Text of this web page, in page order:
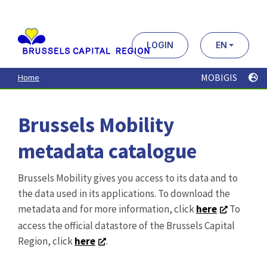
contenu
principal
LOGIN EN
Home MOBIGIS
Brussels Mobility
metadata catalogue
Brussels Mobility gives you access to its data and to
the data used in its applications. To download the
metadata and for more information, clickhere
To
access the official datastore of the Brussels Capital
Region, clickhere .